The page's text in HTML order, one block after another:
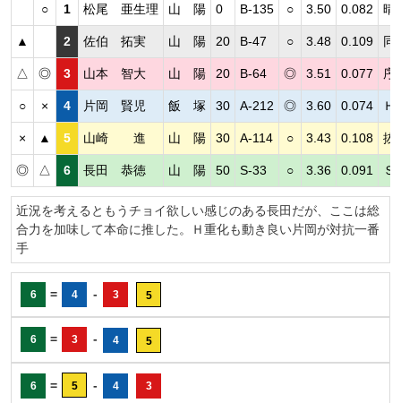
○ 1 松尾 亜生理 山 陽 0 B-135 ○ 3.50 0.082 晴
▲ 2 佐伯 拓実 山 陽 20 B-47 ○ 3.48 0.109 同
△ ◎ 3 山本 智大 山 陽 20 B-64 ◎ 3.51 0.077 序
○ × 4 片岡 賢児 飯 塚 30 A-212 ◎ 3.60 0.074 Ｈ
× ▲ 5 山崎 進 山 陽 30 A-114 ○ 3.43 0.108 抜
◎ △ 6 長田 恭徳 山 陽 50 S-33 ○ 3.36 0.091 Ｓ
近況を考えるともうチョイ欲しい感じのある長田だが、ここは総
合力を加味して本命に推した。Ｈ重化も動き良い片岡が対抗一番
手
6 = 4 - 3 5
6 = 3 - 4 5
6 = 5 - 4 3